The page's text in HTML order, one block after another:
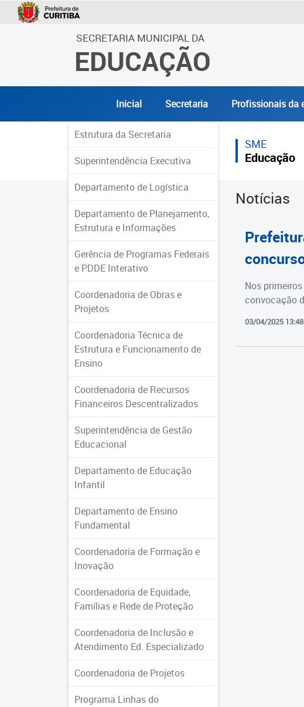
SECRETARIA MUNICIPAL DA
EDUCAÇÃO
Inicial Secretaria Profissionais da
Estrutura da Secretaria
Superintendência Executiva
Departamento de Logística
Departamento de Planejamento,
Estrutura e Informações
Gerência de Programas Federais
e PDDE Interativo
Coordenadoria de Obras e
Projetos
Coordenadoria Técnica de
Estrutura e Funcionamento de
Ensino
Coordenadoria de Recursos
Financeiros Descentralizados
Superintendência de Gestão
Educacional
Departamento de Educação
Infantil
Departamento de Ensino
Fundamental
Coordenadoria de Formação e
Inovação
Coordenadoria de Equidade,
Famílias e Rede de Proteção
Coordenadoria de Inclusão e
Atendimento Ed. Especializado
Coordenadoria de Projetos
Programa Linhas do
SME
Educação
Notícias
Nos
convocação
03/04/2025 13:48